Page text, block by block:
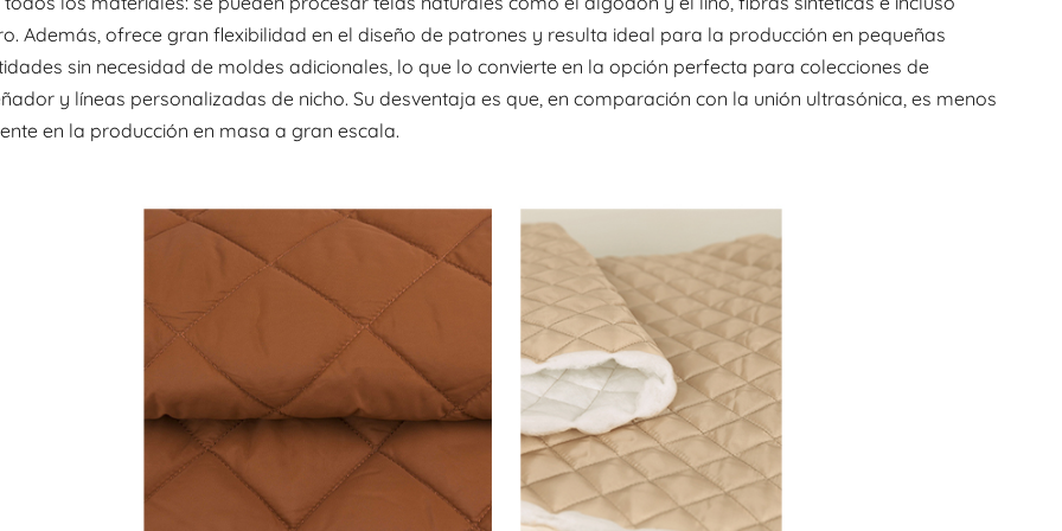
Además, ofrece gran flexibilidad en el diseño de patrones y resulta ideal para la producción en pequeñas
sin necesidad de moldes adicionales, lo que lo convierte en la opción perfecta para colecciones de
y líneas personalizadas de nicho. Su desventaja es que, en comparación con la unión ultrasónica, es menos
en la producción en masa a gran escala.